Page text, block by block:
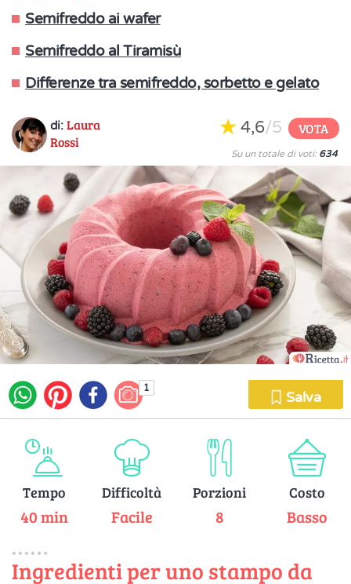
Semifreddo ai wafer
Semifreddo al Tiramisù
Differenze tra semifreddo, sorbetto e gelato
di: Laura
Rossi
4,6/5 VOTA
Su un totale di voti: 634
1
Salva
Tempo
40 min
Difficoltà
Facile
Porzioni
8
Costo
Basso
Ingredienti per uno stampo da